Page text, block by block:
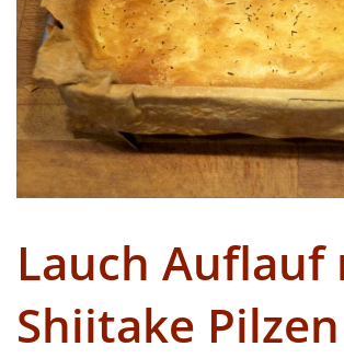
Lauch Auflauf
Shiitake Pilzen